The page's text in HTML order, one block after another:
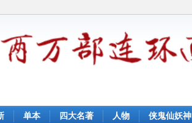
单本 四大名著 人物 侠鬼仙妖神